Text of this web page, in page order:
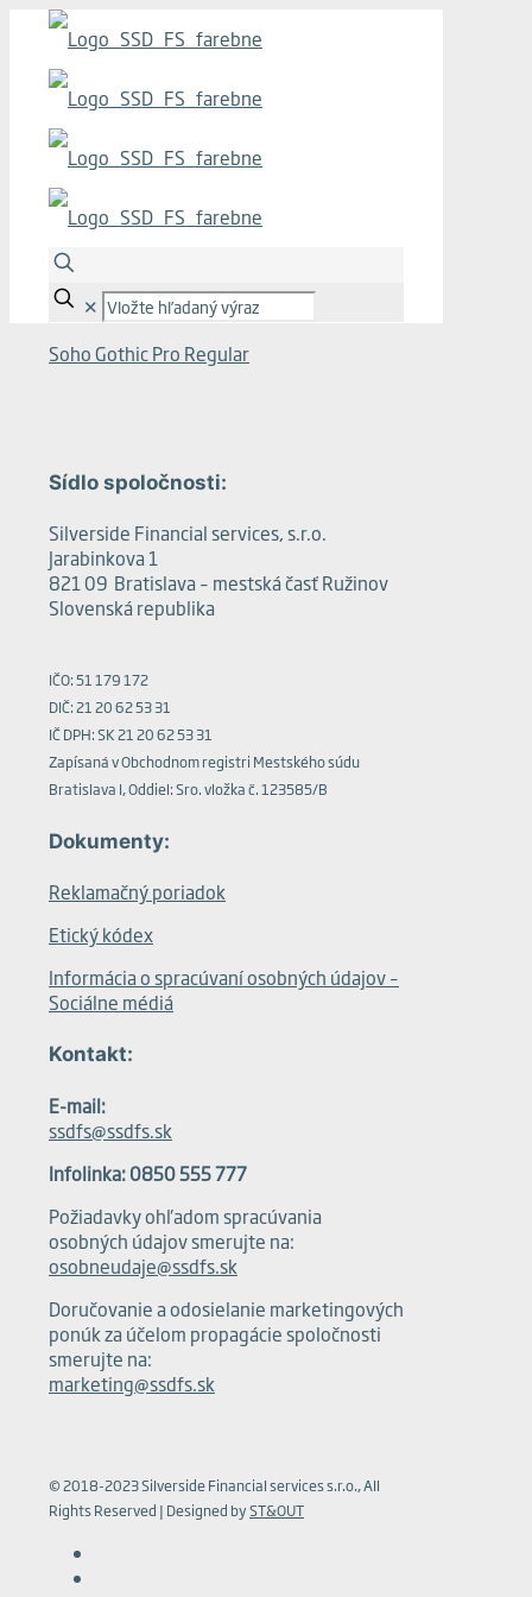
✕
Soho Gothic Pro Regular
Sídlo spoločnosti:
Silverside Financial services, s.r.o.
Jarabinkova 1
821 09 Bratislava – mestská časť Ružinov
Slovenská republika
IČO: 51 179 172
DIČ: 21 20 62 53 31
IČ DPH: SK 21 20 62 53 31
Zapísaná v Obchodnom registri Mestského súdu
Bratislava I, Oddiel: Sro. vložka č. 123585/B
Dokumenty:
Reklamačný poriadok
Etický kódex
Informácia o spracúvaní osobných údajov –
Sociálne médiá
Kontakt:
E-mail:
ssdfs@ssdfs.sk
Infolinka: 0850 555 777
Požiadavky ohľadom spracúvania
osobných údajov smerujte na:
osobneudaje@ssdfs.sk
Doručovanie a odosielanie marketingových
ponúk za účelom propagácie spoločnosti
smerujte na:
marketing@ssdfs.sk
© 2018-2023 Silverside Financial services s.r.o., All
Rights Reserved | Designed byST&OUT